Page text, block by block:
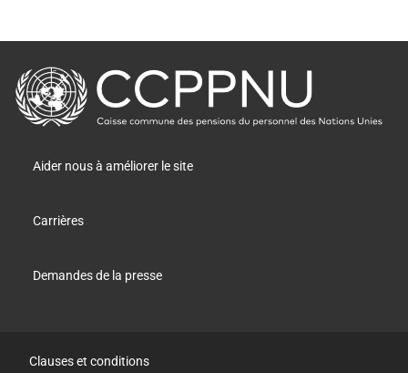
retour
à
la
principale
Aider nous à améliorer le site
Carrières
Demandes de la presse
Clauses et conditions